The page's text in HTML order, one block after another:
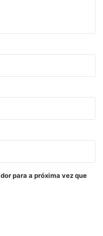
para a próxima vez que